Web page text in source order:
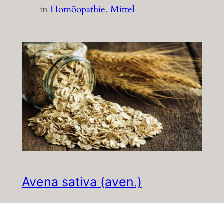
inHomöopathie, Mittel
Avena sativa (aven.)